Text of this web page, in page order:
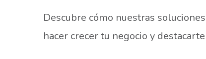
Descubre cómo nuestras
hacer crecer tu negocio y